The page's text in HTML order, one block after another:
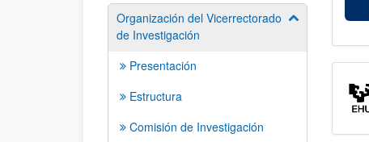
Organización del Vicerrectorado
de Investigación
Mostrar/ocultar
Presentación
Estructura
Comisión de Investigación